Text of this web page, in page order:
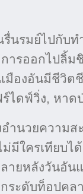
นรมย์ไปกับท
ารออกไปลิ้ม
มืองอันมีชีวิต
ร์ไดฟ์วิ่ง, หา
ำนวยความส
มีใครเทียบไ
ายหลังวันอั
ระดับท็อปคล